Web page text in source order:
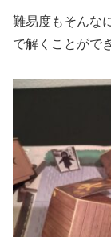
難易度もそんな
で解くことがで